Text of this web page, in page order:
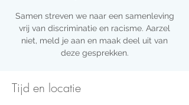
Samen streven we naar een samenleving
vrij van discriminatie en racisme. Aarzel
niet, meld je aan en maak deel uit van
deze gesprekken.
Tijd en locatie